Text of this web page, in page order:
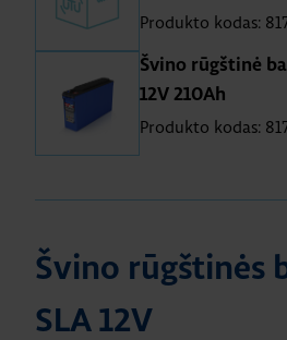
Produkto kodas:
Švino rūgštinė
12V 210Ah
Produkto kodas:
Švino rūgštinės
SLA 12V